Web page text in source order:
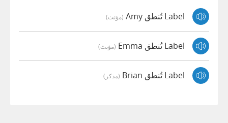
Label تُنطق Amy (مؤنث)
Label تُنطق Emma (مؤنث)
Label تُنطق Brian (مذكر)